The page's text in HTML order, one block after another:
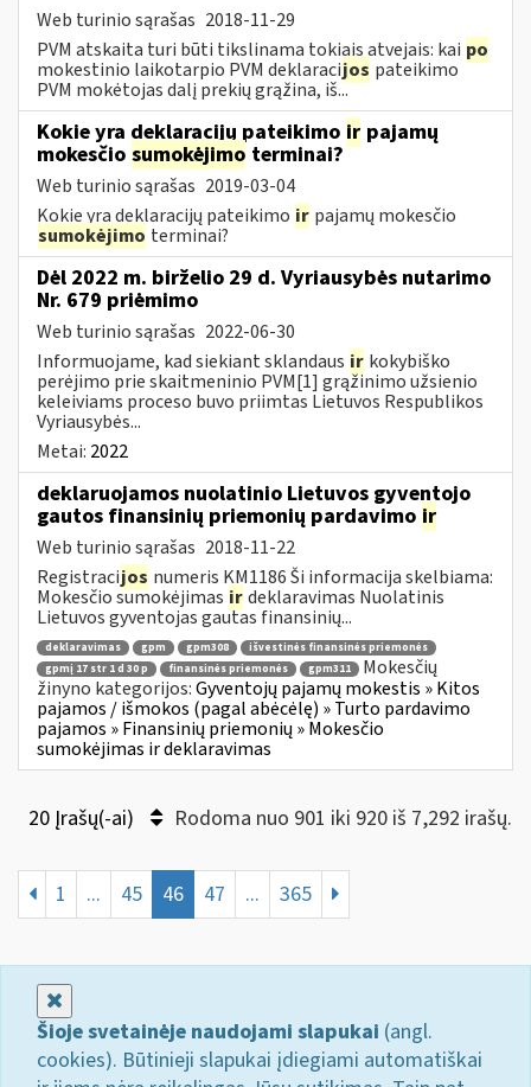
Web turinio sąrašas 2018-11-29
PVM atskaita turi būti tikslinama tokiais atvejais: kai po
mokestinio laikotarpio PVM deklaracijos pateikimo
PVM mokėtojas dalį prekių grąžina, iš...
Kokie yra deklaracijų pateikimo ir pajamų
mokesčio sumokėjimo terminai?
Web turinio sąrašas 2019-03-04
Kokie yra deklaracijų pateikimo ir pajamų mokesčio
sumokėjimo terminai?
Dėl 2022 m. birželio 29 d. Vyriausybės nutarimo
Nr. 679 priėmimo
Web turinio sąrašas 2022-06-30
Informuojame, kad siekiant sklandaus ir kokybiško
perėjimo prie skaitmeninio PVM[1] grąžinimo užsienio
keleiviams proceso buvo priimtas Lietuvos Respublikos
Vyriausybės...
Metai: 2022
deklaruojamos nuolatinio Lietuvos gyventojo
gautos finansinių priemonių pardavimo ir
Web turinio sąrašas 2018-11-22
Registracijos numeris KM1186 Ši informacija skelbiama:
Mokesčio sumokėjimas irdeklaravimas Nuolatinis
Lietuvos gyventojas gautas finansinių...
deklaravimas gpm gpm308
išvestinės finansinės priemonės
gpmį 17 str 1 d 30 p
finansinės priemonės gpm311
Mokesčių
žinyno kategorijos:Gyventojų pajamų mokestis » Kitos
pajamos / išmokos (pagal abėcėlę) » Turto pardavimo
pajamos » Finansinių priemonių » Mokesčio
sumokėjimas ir deklaravimas
20 Įrašų(-ai) Rodoma nuo 901 iki 920 iš 7,292 irašų.
1 ... 45 46 47 ... 365
Šioje svetainėje naudojami slapukai (angl.
cookies). Būtinieji slapukai įdiegiami automatiškai